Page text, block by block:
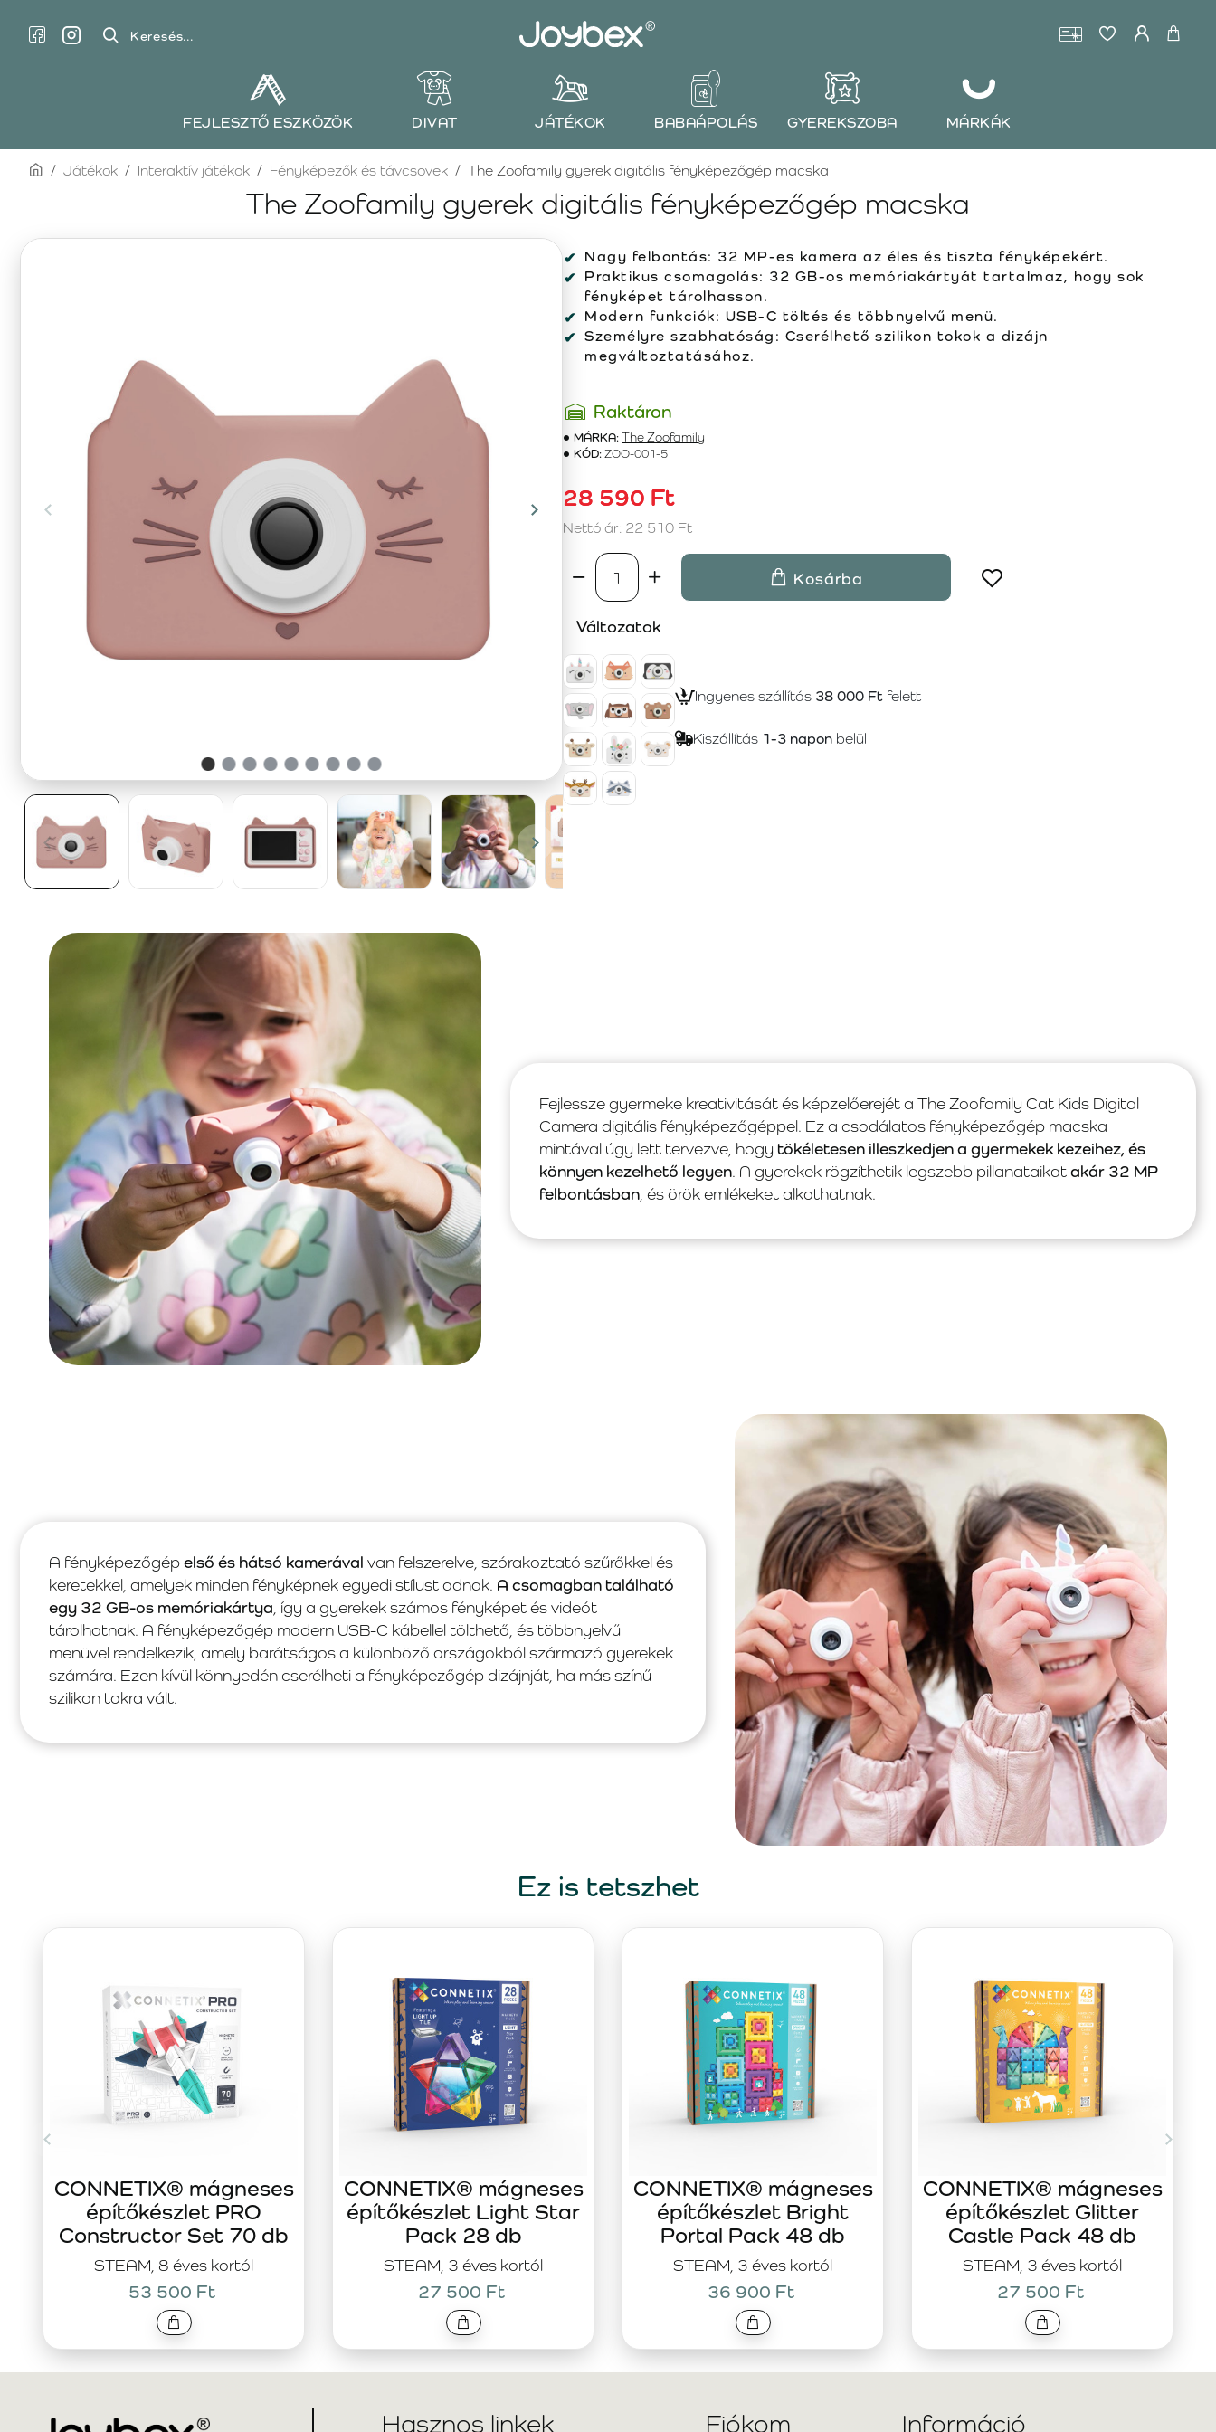
Keresés...
FEJLESZTŐ ESZKÖZÖK DIVAT JÁTÉKOK BABAÁPOLÁS GYEREKSZOBA MÁRKÁK
The Zoofamily gyerek digitális fényképezőgép macska
homeJátékok Interaktív játékok Fényképezők és távcsövek The Zoofamily gyerek digitális fényképezőgép macska
Nagy felbontás: 32 MP-es kamera az éles és tiszta fényképekért.
Praktikus csomagolás: 32 GB-os memóriakártyát tartalmaz, hogy sok
fényképet tárolhasson.
Modern funkciók: USB-C töltés és többnyelvű menü.
Személyre szabhatóság: Cserélhető szilikon tokok a dizájn
megváltoztatásához.
Raktáron
MÁRKA:The Zoofamily
KÓD:ZOO-001-5
28 590 Ft
Nettó ár: 22 510 Ft
Kosárba
Változatok
Ingyenes szállítás 38 000 Ft felett
Kiszállítás 1-3 napon belül
Fejlessze gyermeke kreativitását és képzelőerejét a The Zoofamily Cat Kids Digital
Camera digitális fényképezőgéppel. Ez a csodálatos fényképezőgép macska
mintával úgy lett tervezve, hogy tökéletesen illeszkedjen a gyermekek kezeihez, és
könnyen kezelhető legyen. A gyerekek rögzíthetik legszebb pillanataikatakár 32 MP
felbontásban, és örök emlékeket alkothatnak.
A fényképezőgépelső és hátsó kamerával van felszerelve, szórakoztató szűrőkkel és
keretekkel, amelyek minden fényképnek egyedi stílust adnak. A csomagban található
egy 32 GB-os memóriakártya , így a gyerekek számos fényképet és videót
tárolhatnak. A fényképezőgép modern USB-C kábellel tölthető, és többnyelvű
menüvel rendelkezik, amely barátságos a különböző országokból származó gyerekek
számára. Ezen kívül könnyedén cserélheti a fényképezőgép dizájnját, ha más színű
szilikon tokra vált.
Ez is tetszhet
STEAM, 8 éves kortól
CONNETIX® mágneses
építőkészlet PRO
Constructor Set 70 db
53 500 Ft
STEAM, 3 éves kortól
CONNETIX® mágneses
építőkészlet Light Star
Pack 28 db
27 500 Ft
STEAM, 3 éves kortól
CONNETIX® mágneses
építőkészlet Bright
Portal Pack 48 db
36 900 Ft
STEAM, 3 éves kortól
CONNETIX® mágneses
építőkészlet Glitter
Castle Pack 48 db
27 500 Ft
Hasznos linkek Fiókom Információ